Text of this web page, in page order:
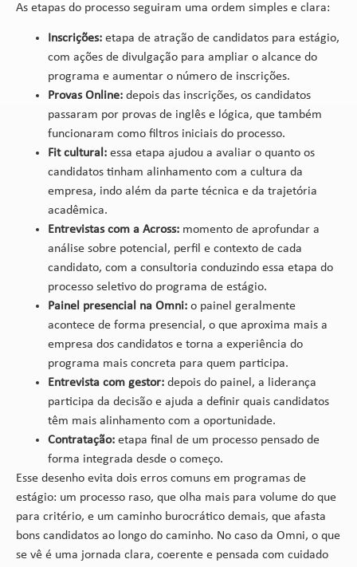
As etapas do processo seguiram uma ordem simples e clara:
Inscrições: etapa de atração de candidatos para estágio,
com ações de divulgação para ampliar o alcance do
programa e aumentar o número de inscrições.
Provas Online: depois das inscrições, os candidatos
passaram por provas de inglês e lógica, que também
funcionaram como filtros iniciais do processo.
Fit cultural: essa etapa ajudou a avaliar o quanto os
candidatos tinham alinhamento com a cultura da
empresa, indo além da parte técnica e da trajetória
acadêmica.
Entrevistas com a Across: momento de aprofundar a
análise sobre potencial, perfil e contexto de cada
candidato, com a consultoria conduzindo essa etapa do
processo seletivo do programa de estágio.
Painel presencial na Omni: o painel geralmente
acontece de forma presencial, o que aproxima mais a
empresa dos candidatos e torna a experiência do
programa mais concreta para quem participa.
Entrevista com gestor: depois do painel, a liderança
participa da decisão e ajuda a definir quais candidatos
têm mais alinhamento com a oportunidade.
Contratação: etapa final de um processo pensado de
forma integrada desde o começo.
Esse desenho evita dois erros comuns em programas de
estágio: um processo raso, que olha mais para volume do que
para critério, e um caminho burocrático demais, que afasta
bons candidatos ao longo do caminho. No caso da Omni, o que
se vê é uma jornada clara, coerente e pensada com cuidado